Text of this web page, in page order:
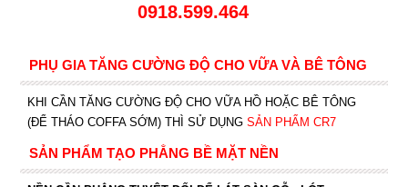
0918.599.464
PHỤ GIA TĂNG CƯỜNG ĐỘ CHO VỮA VÀ BÊ TÔNG
KHI CẦN TĂNG CƯỜNG ĐỘ CHO VỮA HỒ HOẶC BÊ TÔNG
(ĐỂ THÁO COFFA SỚM) THÌ SỬ DỤNG SẢN PHẨM CR7
SẢN PHẨM TẠO PHẲNG BỀ MẶT NỀN